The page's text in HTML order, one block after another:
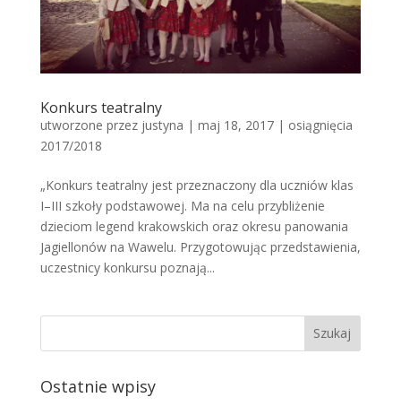
Konkurs teatralny
utworzone przez justyna | maj 18, 2017| osiągnięcia
2017/2018
„Konkurs teatralny jest przeznaczony dla uczniów klas
I–III szkoły podstawowej. Ma na celu przybliżenie
dzieciom legend krakowskich oraz okresu panowania
Jagiellonów na Wawelu. Przygotowując przedstawienia,
uczestnicy konkursu poznają...
Ostatnie wpisy